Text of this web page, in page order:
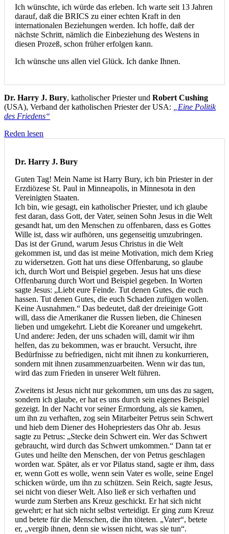
Ich wünschte, ich würde das erleben. Ich warte seit 13 Jahren
darauf, daß die BRICS zu einer echten Kraft in den
internationalen Beziehungen werden. Ich hoffe, daß der
nächste Schritt, nämlich die Einbeziehung des Westens in
diesen Prozeß, schon früher erfolgen kann.
Ich wünsche uns allen viel Glück. Ich danke Ihnen.
Dr. Harry J. Bury, katholischer Priester und Robert Cushing
(USA), Verband der katholischen Priester der USA:
„Eine Politik
des Friedens“
Reden lesen
Dr. Harry J. Bury
Guten Tag! Mein Name ist Harry Bury, ich bin Priester in der
Erzdiözese St. Paul in Minneapolis, in Minnesota in den
Vereinigten Staaten.
Ich bin, wie gesagt, ein katholischer Priester, und ich glaube
fest daran, dass Gott, der Vater, seinen Sohn Jesus in die Welt
gesandt hat, um den Menschen zu offenbaren, dass es Gottes
Wille ist, dass wir aufhören, uns gegenseitig umzubringen.
Das ist der Grund, warum Jesus Christus in die Welt
gekommen ist, und das ist meine Motivation, mich dem Krieg
zu widersetzen. Gott hat uns diese Offenbarung, so glaube
ich, durch Wort und Beispiel gegeben. Jesus hat uns diese
Offenbarung durch Wort und Beispiel gegeben. In Worten
sagte Jesus: „Liebt eure Feinde. Tut denen Gutes, die euch
hassen. Tut denen Gutes, die euch Schaden zufügen wollen.
Keine Ausnahmen.“ Das bedeutet, daß der dreieinige Gott
will, dass die Amerikaner die Russen lieben, die Chinesen
lieben und umgekehrt. Liebt die Koreaner und umgekehrt.
Und andere: Jeden, der uns schaden will, damit wir ihm
helfen, das zu bekommen, was er braucht. Versucht, ihre
Bedürfnisse zu befriedigen, nicht mit ihnen zu konkurrieren,
sondern mit ihnen zusammenzuarbeiten. Wenn wir das tun,
wird das zum Frieden in unserer Welt führen.
Zweitens ist Jesus nicht nur gekommen, um uns das zu sagen,
sondern ich glaube, er hat es uns durch sein eigenes Beispiel
gezeigt. In der Nacht vor seiner Ermordung, als sie kamen,
um ihn zu verhaften, zog sein Mitarbeiter Petrus sein Schwert
und hieb dem Diener des Hohepriesters das Ohr ab. Jesus
sagte zu Petrus: „Stecke dein Schwert ein. Wer das Schwert
gebraucht, wird durch das Schwert umkommen.“ Dann tat er
Gutes und heilte den Menschen, der von Petrus geschlagen
worden war. Später, als er vor Pilatus stand, sagte er ihm, dass
er, wenn Gott es wolle, wenn sein Vater es wolle, seine Engel
schicken würde, um ihn zu schützen. Sein Reich, sagte Jesus,
sei nicht von dieser Welt. Also ließ er sich verhaften und
wurde zum Sterben ans Kreuz geschickt. Er hat sich nicht
gewehrt; er hat sich nicht selbst verteidigt. Er ging zum Kreuz
und betete für die Menschen, die ihn töteten. „Vater“, betete
er, „vergib ihnen, denn sie wissen nicht, was sie tun“.